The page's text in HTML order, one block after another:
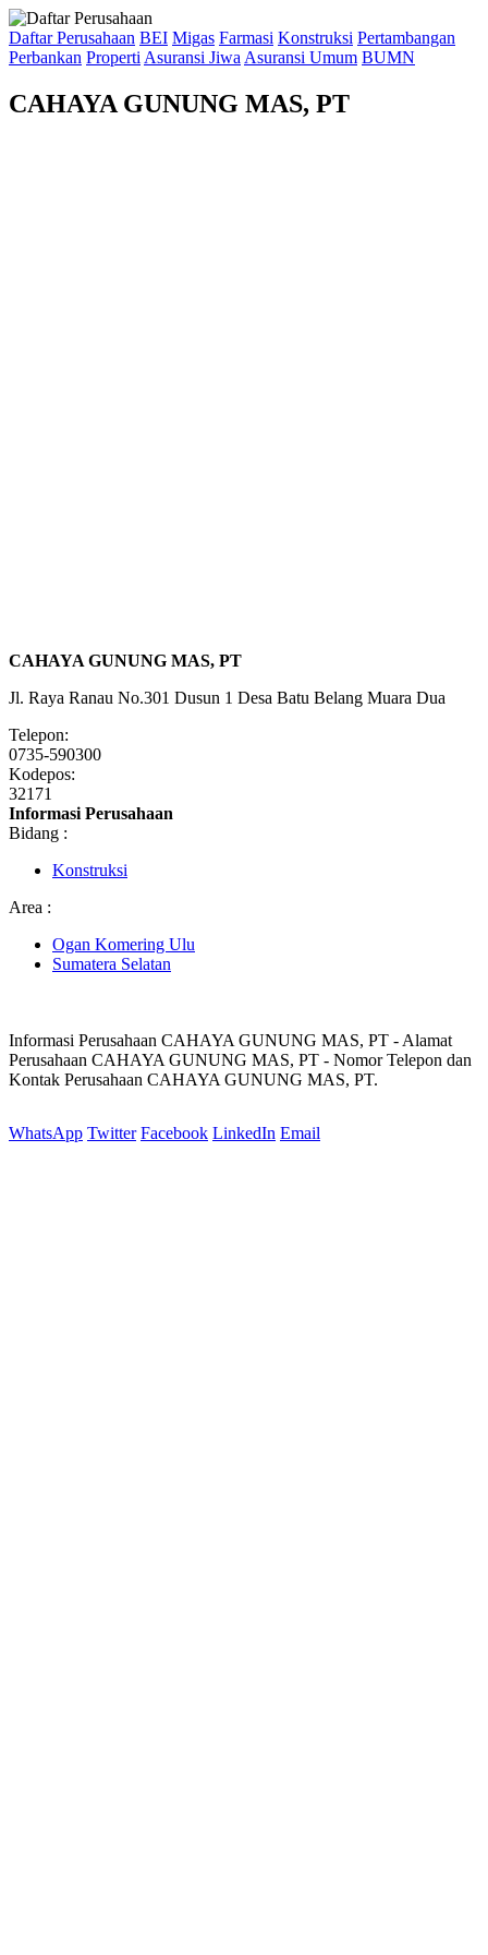
Daftar Perusahaan BEI Migas Farmasi Konstruksi Pertambangan
Perbankan Properti Asuransi Jiwa Asuransi Umum BUMN
CAHAYA GUNUNG MAS, PT
CAHAYA GUNUNG MAS, PT
Jl. Raya Ranau No.301 Dusun 1 Desa Batu Belang Muara Dua
Telepon:
0735-590300
Kodepos:
32171
Informasi Perusahaan
Bidang :
Konstruksi
Area :
Ogan Komering Ulu
Sumatera Selatan
Informasi Perusahaan CAHAYA GUNUNG MAS, PT - Alamat
Perusahaan CAHAYA GUNUNG MAS, PT - Nomor Telepon dan
Kontak Perusahaan CAHAYA GUNUNG MAS, PT.
WhatsApp Twitter Facebook LinkedIn Email